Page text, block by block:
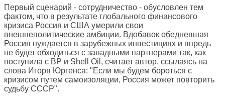
Первый сценарий - сотрудничество - обусловлен тем
фактом, что в результате глобального финансового
кризиса Россия и США умерили свои
внешнеполитические амбиции. Вдобавок обедневшая
Россия нуждается в зарубежных инвестициях и впредь
не будет обходиться с западными партнерами так, как
поступила с BP и Shell Oil, считает автор, ссылаясь на
слова Игоря Юргенса: "Если мы будем бороться с
кризисом путем самоизоляции, Россия может повторить
судьбу СССР".